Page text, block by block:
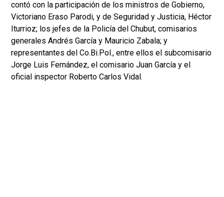
contó con la participación de los ministros de Gobierno,
Victoriano Eraso Parodi, y de Seguridad y Justicia, Héctor
Iturrioz; los jefes de la Policía del Chubut, comisarios
generales Andrés García y Mauricio Zabala; y
representantes del Co.Bi.Pol., entre ellos el subcomisario
Jorge Luis Fernández, el comisario Juan García y el
oficial inspector Roberto Carlos Vidal.